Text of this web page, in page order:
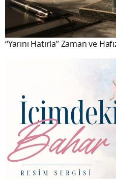
“Yarını Hatırla” Zaman ve